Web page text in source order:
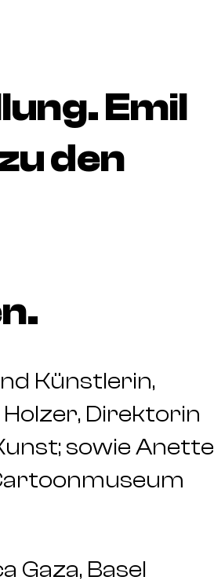
Emil
den
Künstlerin,
Holzer, Direktorin
sowie Anette
Gaza, Basel